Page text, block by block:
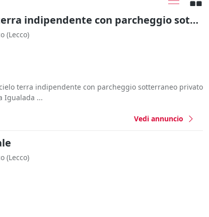
#2537729 Edificio cielo terra indipendente con parcheggio sotterraneo privato e ampia area esterna
(Lecco)
terra indipendente con parcheggio sotterraneo privato
Igualada ...
Vedi annuncio
(Lecco)